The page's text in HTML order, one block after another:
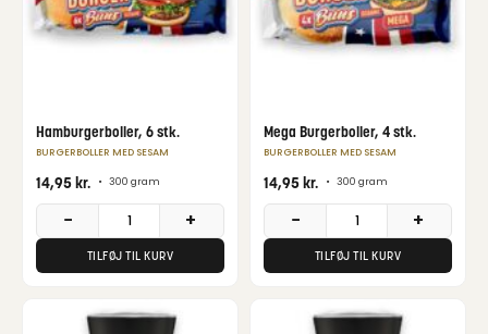
Hamburgerboller, 6 stk.
BURGERBOLLER MED SESAM
14,95kr. • 300 gram
− +
TILFØJ TIL KURV
Mega Burgerboller, 4 stk.
BURGERBOLLER MED SESAM
14,95kr. • 300 gram
− +
TILFØJ TIL KURV